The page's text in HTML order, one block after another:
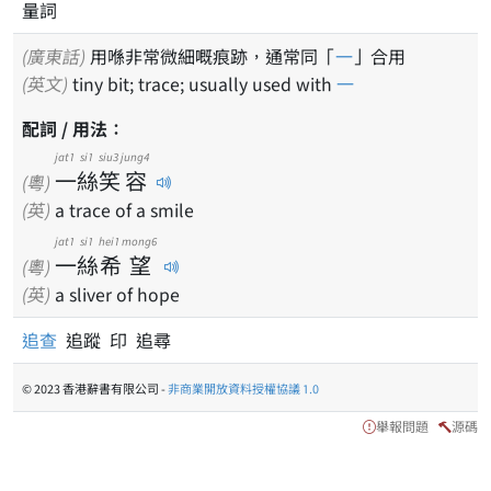
量詞
(廣東話) 用喺非常微細嘅痕跡，通常同「一 」合用
(英文) tiny bit; trace; usually used with 一
配詞 / 用法：
(粵) 一
jat1
絲
si1
笑
siu3
容
jung4
(英) a trace of a smile
(粵) 一
jat1
絲
si1
希
hei1
望
mong6
(英) a sliver of hope
追查 追蹤 印 追尋
© 2023 香港辭書有限公司 -非商業開放資料授權協議 1.0
舉報問題 源碼